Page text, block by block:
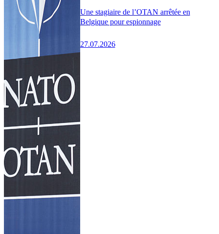
Une stagiaire de l’OTAN arrêtée en
Belgique pour espionnage
27.07.2026